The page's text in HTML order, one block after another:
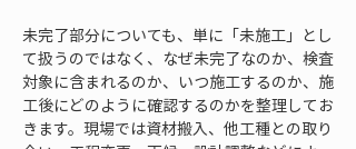
未完了部分についても、単に「未施工」とし
て扱うのではなく、なぜ未完了なのか、検査
対象に含まれるのか、いつ施工するのか、施
工後にどのように確認するのかを整理してお
きます。現場では資材搬入、他工種との取り